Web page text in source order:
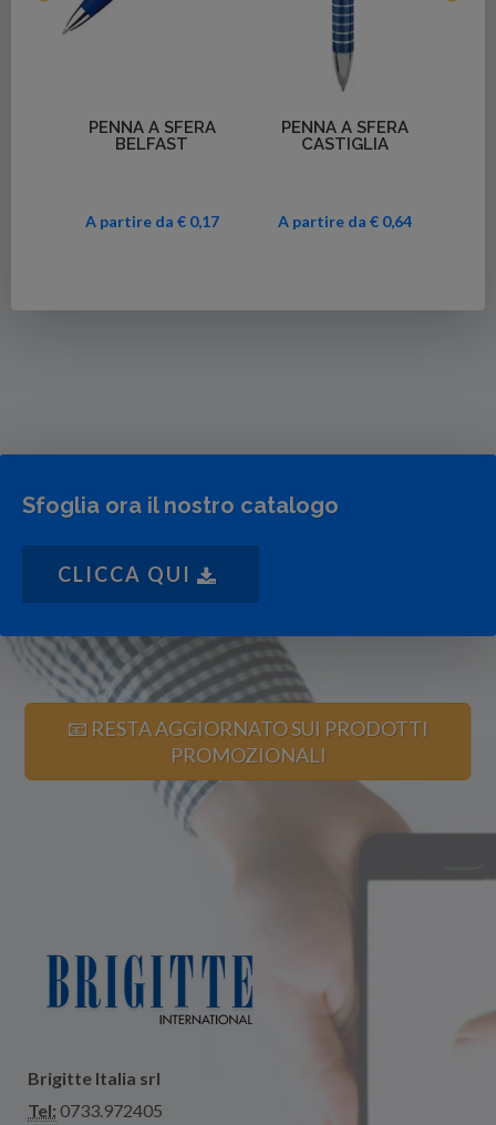
Dettagli
PENNA A SFERA
BELFAST
A partire da € 0,17
Dettagli
PENNA A SFERA
CASTIGLIA
A partire da € 0,64
Sfoglia ora il nostro catalogo
CLICCA QUI
📧 RESTA AGGIORNATO SUI PRODOTTI
PROMOZIONALI
Brigitte Italia srl
Tel: 0733.972405